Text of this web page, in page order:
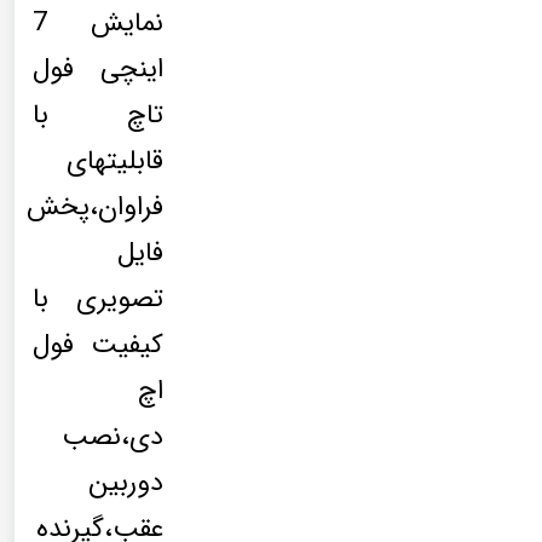
نمایش 7
اینچی فول
تاچ با
قابلیتهای
فراوان،پخش
فایل
تصویری با
کیفیت فول
اچ
دی،نصب
دوربین
عقب،گیرنده